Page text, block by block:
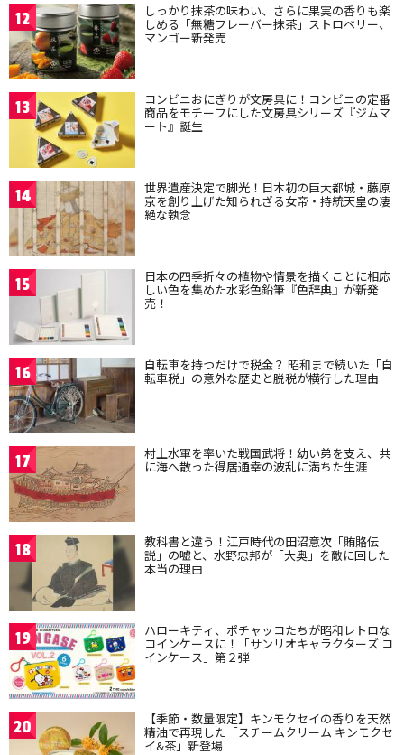
12 しっかり抹茶の味わい、さらに果実の香りも楽
しめる「無糖フレーバー抹茶」ストロベリー、
マンゴー新発売
13 コンビニおにぎりが文房具に！コンビニの定番
商品をモチーフにした文房具シリーズ『ジムマ
ート』誕生
14 世界遺産決定で脚光！日本初の巨大都城・藤原
京を創り上げた知られざる女帝・持統天皇の凄
絶な執念
15 日本の四季折々の植物や情景を描くことに相応
しい色を集めた水彩色鉛筆『色辞典』が新発
売！
16 自転車を持つだけで税金？ 昭和まで続いた「自
転車税」の意外な歴史と脱税が横行した理由
17 村上水軍を率いた戦国武将！幼い弟を支え、共
に海へ散った得居通幸の波乱に満ちた生涯
18 教科書と違う！江戸時代の田沼意次「賄賂伝
説」の嘘と、水野忠邦が「大奥」を敵に回した
本当の理由
19 ハローキティ、ポチャッコたちが昭和レトロな
コインケースに！「サンリオキャラクターズ コ
インケース」第２弾
20 【季節・数量限定】キンモクセイの香りを天然
精油で再現した「スチームクリーム キンモクセ
イ&茶」新登場